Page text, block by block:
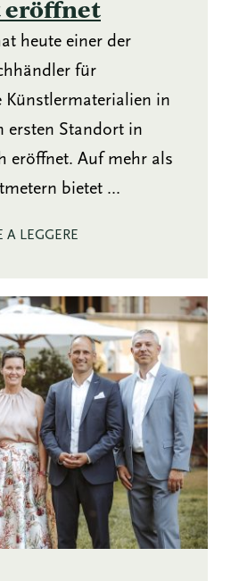
eröffnet
heute einer der
für
Künstlermaterialien in
ersten Standort in
eröffnet. Auf mehr als
bietet ...
LEGGERE